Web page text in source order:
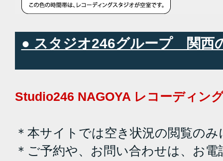
● スタジオ246グループ 関西
Studio246 NAGOYA レコーディン
＊本サイトでは空き状況の閲覧の
＊ご予約や、お問い合わせは、お